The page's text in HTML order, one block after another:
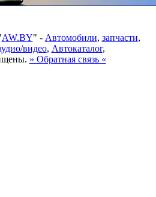
AW.BY" - Автомобили, запчасти,
видео, Автокаталог,
» Обратная связь «